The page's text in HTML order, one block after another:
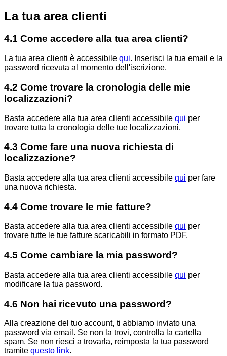
La tua area clienti
4.1 Come accedere alla tua area clienti?
La tua area clienti è accessibile qui. Inserisci la tua email e la
password ricevuta al momento dell'iscrizione.
4.2 Come trovare la cronologia delle mie
localizzazioni?
Basta accedere alla tua area clienti accessibile qui per
trovare tutta la cronologia delle tue localizzazioni.
4.3 Come fare una nuova richiesta di
localizzazione?
Basta accedere alla tua area clienti accessibile qui per fare
una nuova richiesta.
4.4 Come trovare le mie fatture?
Basta accedere alla tua area clienti accessibile qui per
trovare tutte le tue fatture scaricabili in formato PDF.
4.5 Come cambiare la mia password?
Basta accedere alla tua area clienti accessibile qui per
modificare la tua password.
4.6 Non hai ricevuto una password?
Alla creazione del tuo account, ti abbiamo inviato una
password via email. Se non la trovi, controlla la cartella
spam. Se non riesci a trovarla, reimposta la tua password
tramite questo link.